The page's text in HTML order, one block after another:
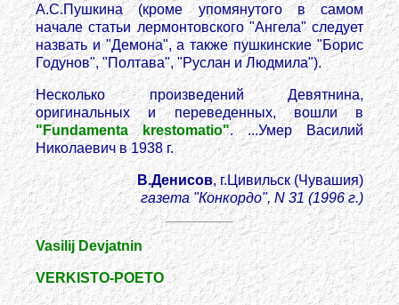
А.С.Пушкина (кроме упомянутого в самом
начале статьи лермонтовского "Ангела" следует
назвать и "Демона", а также пушкинские "Борис
Годунов", "Полтава", "Руслан и Людмила").
Несколько произведений Девятнина,
оригинальных и переведенных, вошли в
"Fundamenta krestomatio". ...Умер Василий
Николаевич в 1938 г.
В.Денисов, г.Цивильск (Чувашия)
газета "Конкордо", N 31 (1996 г.)
Vasilij Devjatnin
VERKISTO-POETO